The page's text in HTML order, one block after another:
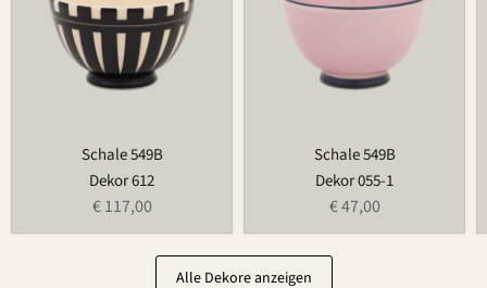
Schale 549B
Dekor 612
€ 117,00
Schale 549B
Dekor 055-1
€ 47,00
Alle Dekore anzeigen